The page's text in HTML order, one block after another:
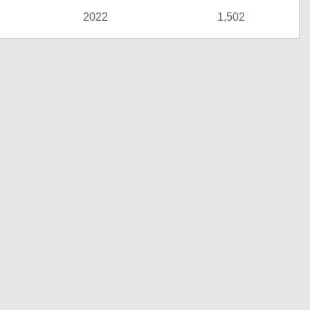
2022 1,502